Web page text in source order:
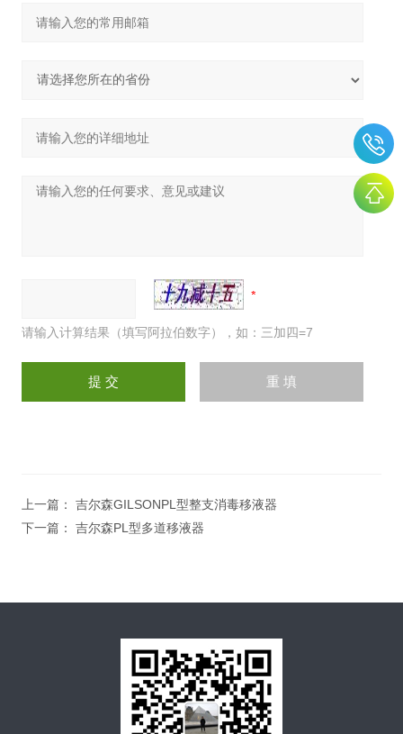
请输入计算结果（填写阿拉伯数字），如：三加四=7
上一篇： 吉尔森GILSONPL型整支消毒移液器
下一篇： 吉尔森PL型多道移液器